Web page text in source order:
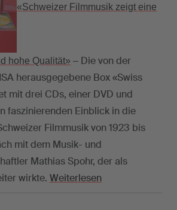
«Schweizer Filmmusik zeigt eine
hohe Qualität» – Die von der
herausgegebene Box «Swiss
mit drei CDs, einer DVD und
faszinierenden Einblick in die
Filmmusik von 1923 bis
mit dem Musik- und
Mathias Spohr, der als
wirkte. Weiterlesen